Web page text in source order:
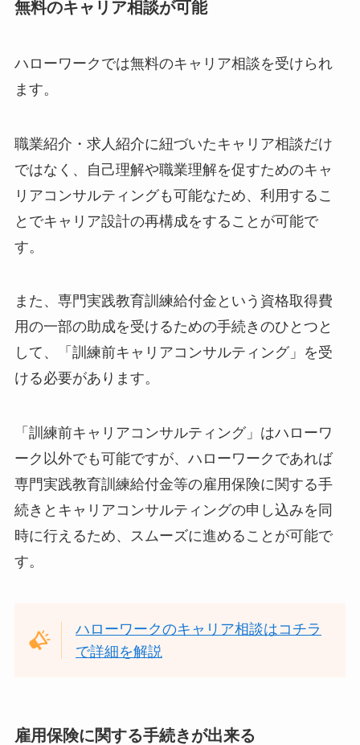
無料のキャリア相談が可能
ハローワークでは無料のキャリア相談を受けられ
ます。
職業紹介・求人紹介に紐づいたキャリア相談だけ
ではなく、自己理解や職業理解を促すためのキャ
リアコンサルティングも可能なため、利用するこ
とでキャリア設計の再構成をすることが可能で
す。
また、専門実践教育訓練給付金という資格取得費
用の一部の助成を受けるための手続きのひとつと
して、「訓練前キャリアコンサルティング」を受
ける必要があります。
「訓練前キャリアコンサルティング」はハローワ
ーク以外でも可能ですが、ハローワークであれば
専門実践教育訓練給付金等の雇用保険に関する手
続きとキャリアコンサルティングの申し込みを同
時に行えるため、スムーズに進めることが可能で
す。
ハローワークのキャリア相談はコチラ
で詳細を解説
雇用保険に関する手続きが出来る